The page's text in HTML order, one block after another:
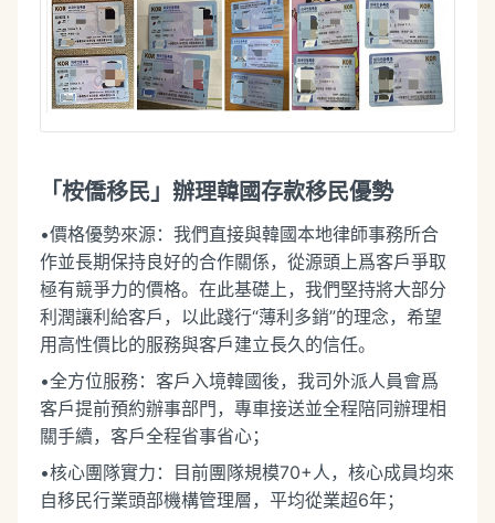
「桉僑移民」辦理韓國存款移民優勢
•價格優勢來源：我們直接與韓國本地律師事務所合
作並長期保持良好的合作關係，從源頭上爲客戶爭取
極有競爭力的價格。在此基礎上，我們堅持將大部分
利潤讓利給客戶，以此踐行“薄利多銷”的理念，希望
用高性價比的服務與客戶建立長久的信任。
•全方位服務：客戶入境韓國後，我司外派人員會爲
客戶提前預約辦事部門，專車接送並全程陪同辦理相
關手續，客戶全程省事省心；
•核心團隊實力：目前團隊規模70+人，核心成員均來
自移民行業頭部機構管理層，平均從業超6年；